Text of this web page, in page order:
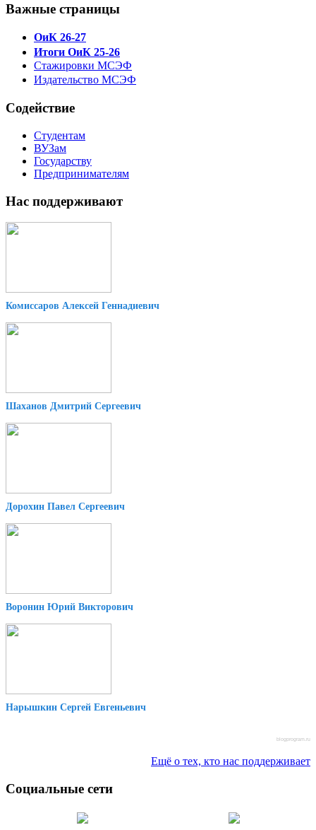
Важные страницы
ОиК 26-27
Итоги ОиК 25-26
Стажировки МСЭФ
Издательство МСЭФ
Содействие
Студентам
ВУЗам
Государству
Предпринимателям
Нас поддерживают
Комиссаров Алексей Геннадиевич
Шаханов Дмитрий Сергеевич
Дорохин Павел Сергеевич
Воронин Юрий Викторович
Нарышкин Сергей Евгеньевич
blogprogram.ru
Ещё о тех, кто нас поддерживает
Социальные сети